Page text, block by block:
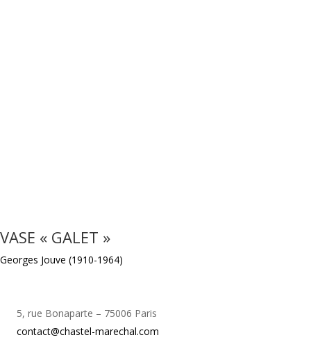
VASE « GALET »
Georges Jouve (1910-1964)
5, rue Bonaparte – 75006 Paris
contact@chastel-marechal.com